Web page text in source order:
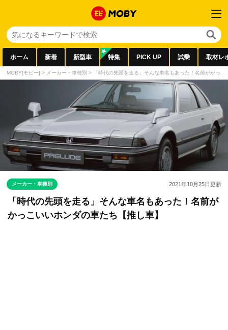
ホーム 新着 新型車 特集 PICK UP 試乗 取材レ
MOBY[モビー] > メーカー・車種別 > 「時代の先頭を走る」そんな車名もあった！名前がかっ
メーカー・車種別 2021年10月25日更新
「時代の先頭を走る」そんな車名もあった！名前が
かっこいいホンダの車たち【推し車】